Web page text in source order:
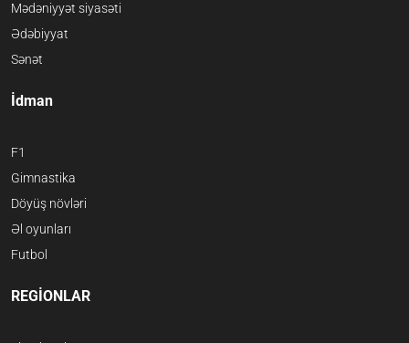
Mədəniyyət siyasəti
Ədəbiyyat
Sənət
İdman
F1
Gimnastika
Döyüş növləri
Əl oyunları
Futbol
REGİONLAR